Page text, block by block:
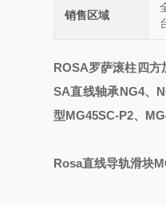
销售区域
ROSA罗萨滚柱四方
SA直线轴承NG4、
型MG45SC-P2、
Rosa直线导轨滑块